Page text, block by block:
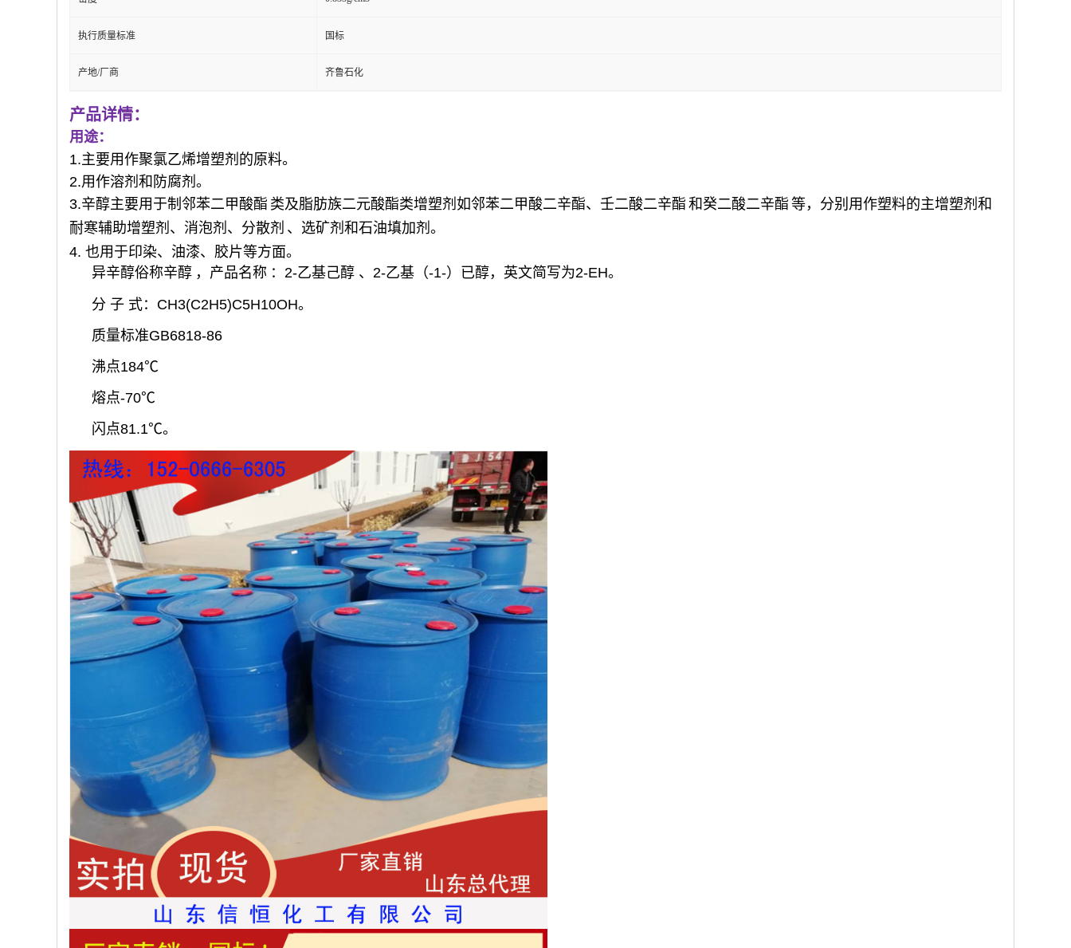
执行质量标准 国标
产地/厂商 齐鲁石化
产品详情：
用途：
1.主要用作聚氯乙烯增塑剂的原料。
2.用作溶剂和防腐剂。
3.辛醇主要用于制 邻苯二甲酸酯 类及脂肪族二元酸酯类增塑剂如邻苯二甲酸二辛酯、 壬二酸二辛酯 和癸二酸二辛酯 等，分别用作塑料的主增塑剂和
耐寒辅助增塑剂、消泡剂、 分散剂 、选矿剂和石油填加剂。
4. 也用于印染、油漆、胶片等方面。
异辛醇俗称辛醇 ， 产品名称 ：2-乙基己醇 、2-乙基（-1-）已醇，英文简写为2-EH。
分 子 式：CH3(C2H5)C5H10OH。
质量标准GB6818-86
沸点184℃
熔点-70℃
闪点81.1℃。